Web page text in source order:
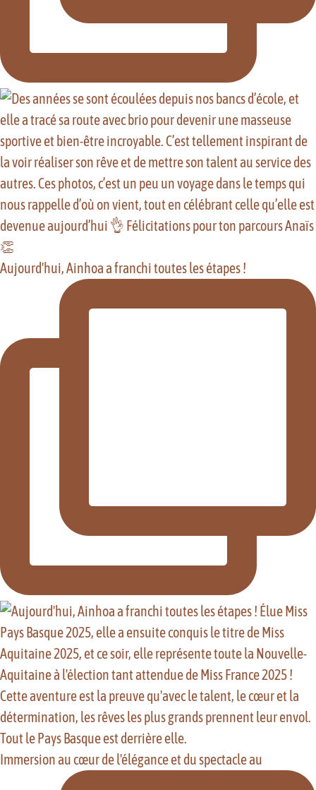
Aujourd'hui, Ainhoa a franchi toutes les étapes !
Immersion au cœur de l'élégance et du spectacle au